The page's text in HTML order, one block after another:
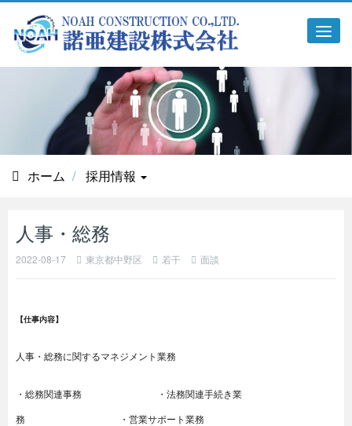
ホーム 採用情報
人事・総務
2022-08-17 東京都中野区 若干 面談
【仕事内容】
人事 ・ 総務に関するマネジメント業務
・ 総務関連事務 ・ 法務関連手続き業
務 ・ 営業サポート業務